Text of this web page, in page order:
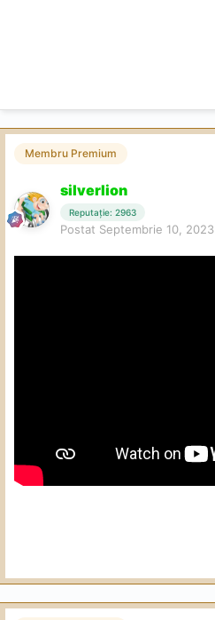
Membru Premium
silverlion
Reputație: 2963
Postat Septembrie 10, 2023